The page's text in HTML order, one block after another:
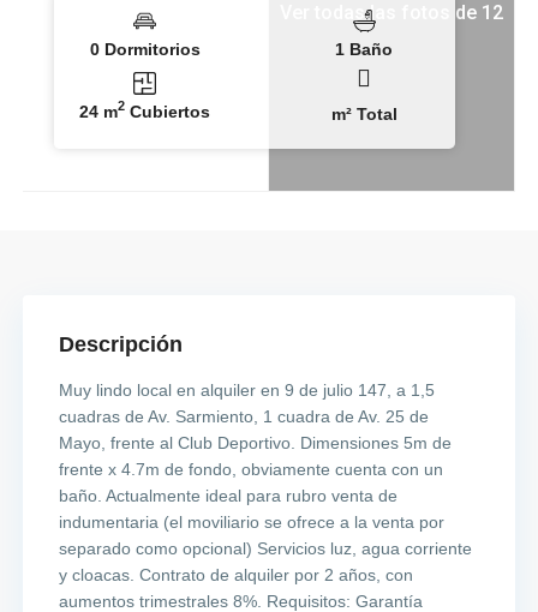
Ver todas las fotos de 12
0 Dormitorios 1 Baño
24 m2 Cubiertos m² Total
Descripción
Muy lindo local en alquiler en 9 de julio 147, a 1,5
cuadras de Av. Sarmiento, 1 cuadra de Av. 25 de
Mayo, frente al Club Deportivo. Dimensiones 5m de
frente x 4.7m de fondo, obviamente cuenta con un
baño. Actualmente ideal para rubro venta de
indumentaria (el moviliario se ofrece a la venta por
separado como opcional) Servicios luz, agua corriente
y cloacas. Contrato de alquiler por 2 años, con
aumentos trimestrales 8%. Requisitos: Garantía